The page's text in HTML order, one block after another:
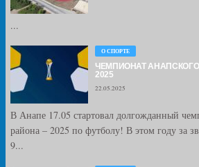
...
О СПОРТЕ
ЧЕМПИОНАТ АНАПСКОГО
2025
22.05.2025
В Анапе 17.05 стартовал долгожданный
района – 2025 по футболу! В этом году за
9...